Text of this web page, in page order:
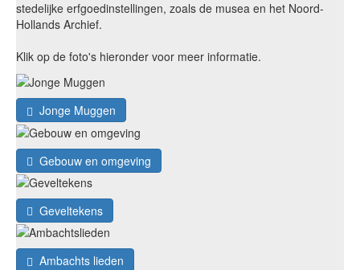
stedelijke erfgoedinstellingen, zoals de musea en het Noord-
Hollands Archief.
Klik op de foto's hieronder voor meer informatie.
Jonge Muggen
Gebouw en omgeving
Geveltekens
Ambachts lieden